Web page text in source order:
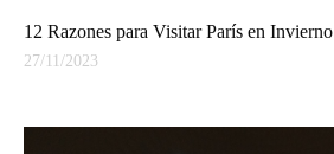
12 Razones para Visitar París en Invierno
27/11/2023